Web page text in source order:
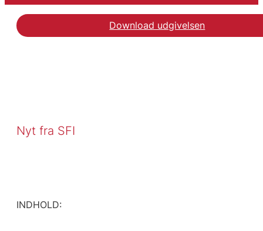
Download udgivelsen
Nyt fra SFI
INDHOLD: